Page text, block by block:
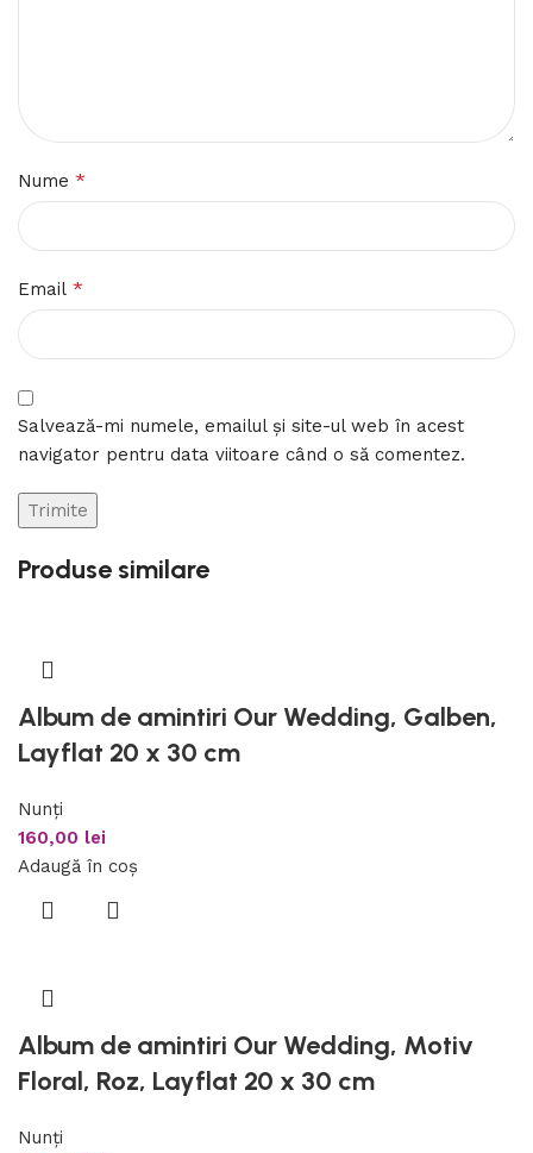
Nume *
Email *
Salvează-mi numele, emailul și site-ul web în acest
navigator pentru data viitoare când o să comentez.
Produse similare
Album de amintiri Our Wedding, Galben,
Layflat 20 x 30 cm
Nunți
160,00 lei
Adaugă în coș
Album de amintiri Our Wedding, Motiv
Floral, Roz, Layflat 20 x 30 cm
Nunți